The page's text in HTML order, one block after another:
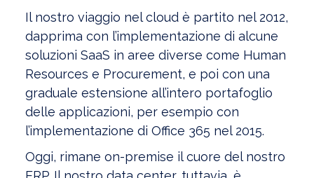
Il nostro viaggio nel cloud è partito nel 2012,
dapprima con l’implementazione di alcune
soluzioni SaaS in aree diverse come Human
Resources e Procurement, e poi con una
graduale estensione all’intero portafoglio
delle applicazioni, per esempio con
l’implementazione di Office 365 nel 2015.
Oggi, rimane on-premise il cuore del nostro